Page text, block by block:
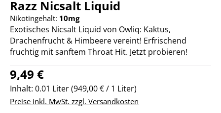
Razz Nicsalt Liquid
Nikotingehalt: 10mg
Exotisches Nicsalt Liquid von Owliq: Kaktus,
Drachenfrucht & Himbeere vereint! Erfrischend
fruchtig mit sanftem Throat Hit. Jetzt probieren!
Regulärer Preis:
9,49 €
Inhalt: 0.01 Liter(949,00 € / 1 Liter)
Preise inkl. MwSt. zzgl. Versandkosten